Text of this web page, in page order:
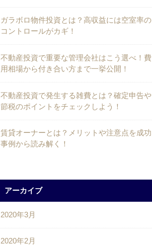
ガラボロ物件投資とは？高収益には空室率の
コントロールがカギ！
不動産投資で重要な管理会社はこう選べ！費
用相場から付き合い方まで一挙公開！
不動産投資で発生する雑費とは？確定申告や
節税のポイントをチェックしよう！
賃貸オーナーとは？メリットや注意点を成功
事例から読み解く！
アーカイブ
2020年3月
2020年2月